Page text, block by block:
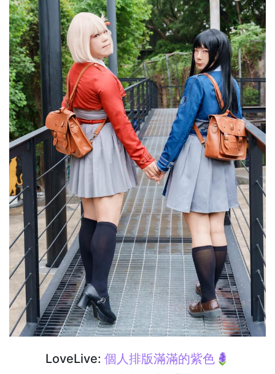
LoveLive: 個人排版滿滿的紫色🪻